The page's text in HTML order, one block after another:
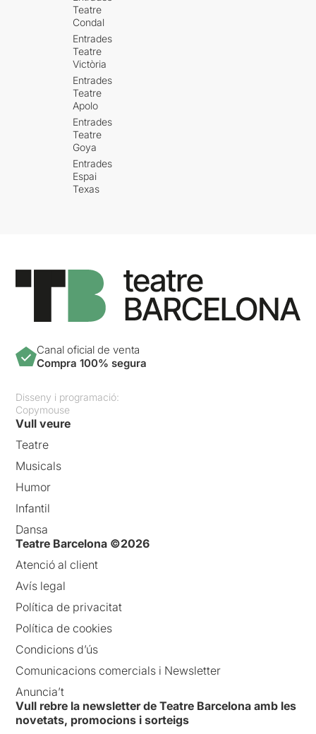
Teatre
Condal
Entrades
Teatre
Victòria
Entrades
Teatre
Apolo
Entrades
Teatre
Goya
Entrades
Espai
Texas
Canal oficial de venta
Compra 100% segura
Disseny i programació:
Copymouse
Vull veure
Teatre
Musicals
Humor
Infantil
Dansa
Teatre Barcelona ©2026
Atenció al client
Avís legal
Política de privacitat
Política de cookies
Condicions d’ús
Comunicacions comercials i Newsletter
Anuncia’t
Vull rebre la newsletter de Teatre Barcelona amb les
novetats, promocions i sorteigs